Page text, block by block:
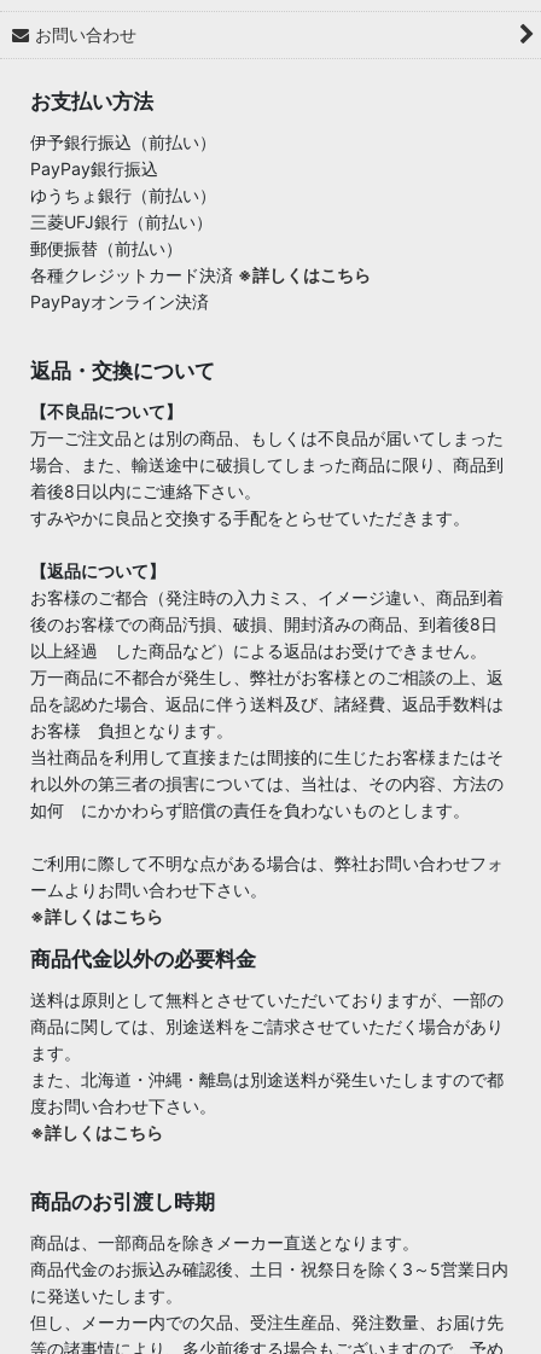
お問い合わせ
お支払い方法
伊予銀行振込（前払い）
PayPay銀行振込
ゆうちょ銀行（前払い）
三菱UFJ銀行（前払い）
郵便振替（前払い）
各種クレジットカード決済 ※詳しくはこちら
PayPayオンライン決済
返品・交換について
【不良品について】
万一ご注文品とは別の商品、もしくは不良品が届いてしまった
場合、また、輸送途中に破損してしまった商品に限り、商品到
着後8日以内にご連絡下さい。
すみやかに良品と交換する手配をとらせていただきます。
【返品について】
お客様のご都合（発注時の入力ミス、イメージ違い、商品到着
後のお客様での商品汚損、破損、開封済みの商品、到着後8日
以上経過 した商品など）による返品はお受けできません。
万一商品に不都合が発生し、弊社がお客様とのご相談の上、返
品を認めた場合、返品に伴う送料及び、諸経費、返品手数料は
お客様 負担となります。
当社商品を利用して直接または間接的に生じたお客様またはそ
れ以外の第三者の損害については、当社は、その内容、方法の
如何 にかかわらず賠償の責任を負わないものとします。
ご利用に際して不明な点がある場合は、弊社お問い合わせフォ
ームよりお問い合わせ下さい。
※詳しくはこちら
商品代金以外の必要料金
送料は原則として無料とさせていただいておりますが、一部の
商品に関しては、別途送料をご請求させていただく場合があり
ます。
また、北海道・沖縄・離島は別途送料が発生いたしますので都
度お問い合わせ下さい。
※詳しくはこちら
商品のお引渡し時期
商品は、一部商品を除きメーカー直送となります。
商品代金のお振込み確認後、土日・祝祭日を除く3～5営業日内
に発送いたします。
但し、メーカー内での欠品、受注生産品、発注数量、お届け先
等の諸事情により、多少前後する場合もございますので、予め